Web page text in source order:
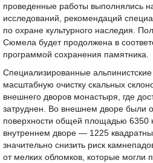
проведенные работы выполнялись
исследований, рекомендаций
по охране культурного наследия.
Сюмела будет продолжена в
программой сохранения памятника.
Специализированные
масштабную очистку скальных
внешнего дворов монастыря, где
затруднен. Во внешнем дворе были
поверхности общей площадью 6350
внутреннем дворе — 1225
значительно снизить риск
от мелких обломков, которые могли